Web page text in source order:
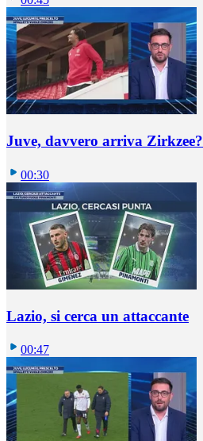
Juve, davvero arriva Zirkzee?
00:30
Lazio, si cerca un attaccante
00:47